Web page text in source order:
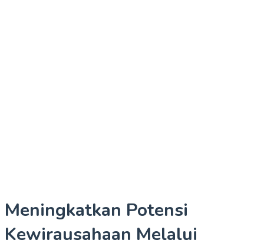
Meningkatkan Potensi
Kewirausahaan Melalui